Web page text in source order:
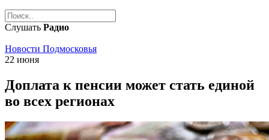
Слушать Радио
Новости Подмосковья
22 июня
Доплата к пенсии может стать единой
во всех регионах